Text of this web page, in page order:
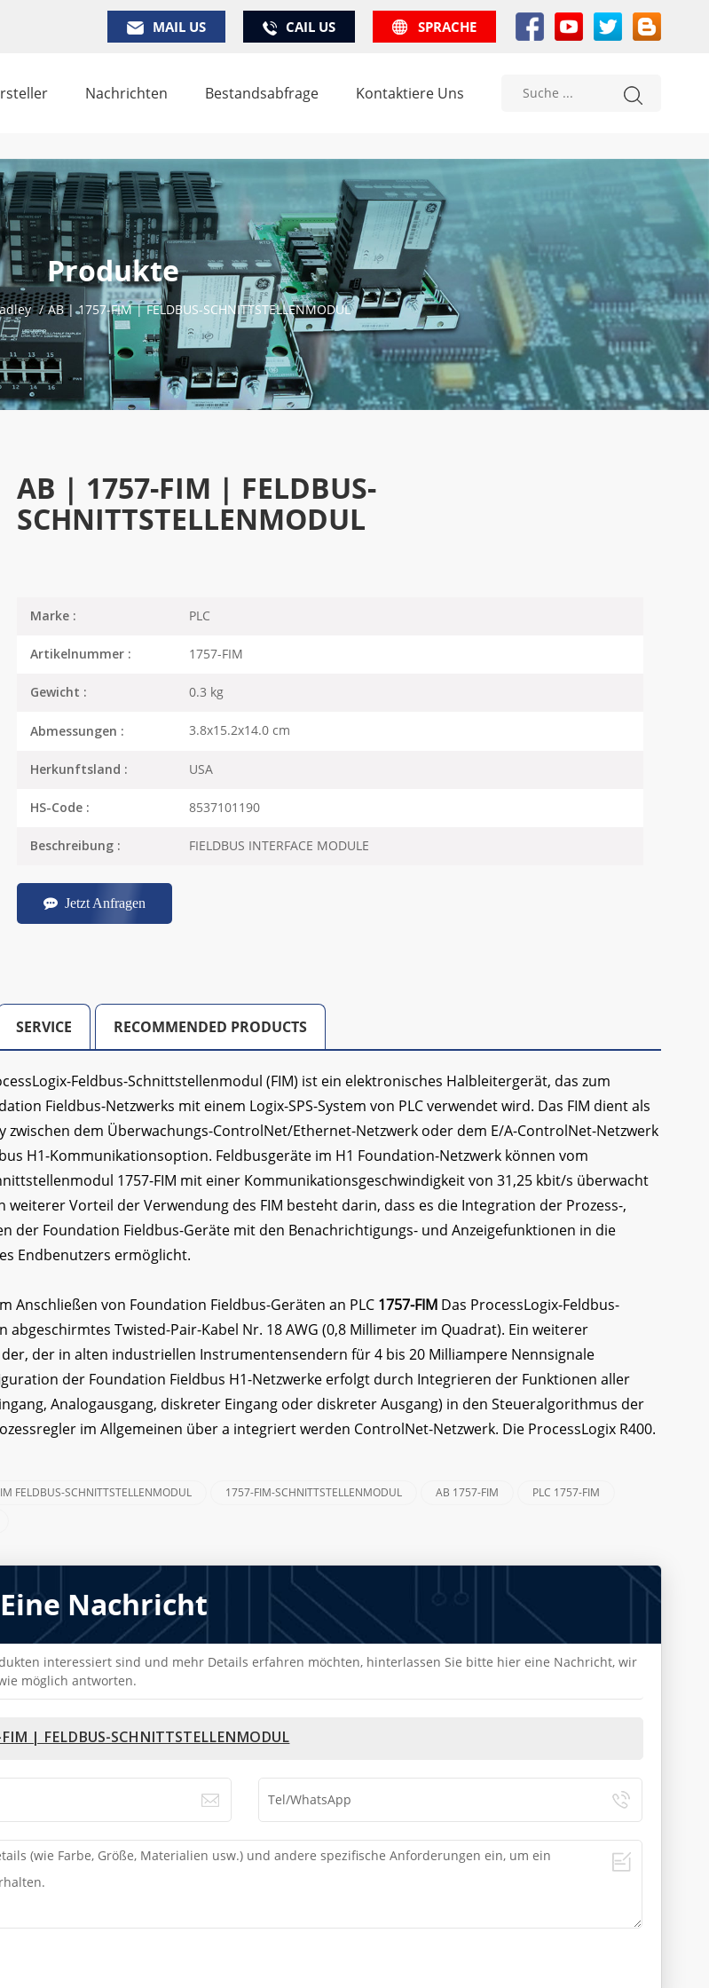
MAIL US CAIL US SPRACHE
Nachrichten Bestandsabfrage Kontaktiere Uns
Produkte
/ AB | 1757-FIM | FELDBUS-SCHNITTSTELLENMODUL
AB | 1757-FIM | FELDBUS-
SCHNITTSTELLENMODUL
Marke : PLC
Artikelnummer : 1757-FIM
Gewicht : 0.3 kg
Abmessungen : 3.8x15.2x14.0 cm
Herkunftsland : USA
HS-Code : 8537101190
Beschreibung : FIELDBUS INTERFACE MODULE
Jetzt Anfragen
SERVICE RECOMMENDED PRODUCTS
Feldbus-Schnittstellenmodul (FIM) ist ein elektronisches Halbleitergerät, das zum
Fieldbus-Netzwerks mit einem Logix-SPS-System von PLC verwendet wird. Das FIM dient als
zwischen dem Überwachungs-ControlNet/Ethernet-Netzwerk oder dem E/A-ControlNet-Netzwerk
H1-Kommunikationsoption. Feldbusgeräte im H1 Foundation-Netzwerk können vom
1757-FIM mit einer Kommunikationsgeschwindigkeit von 31,25 kbit/s überwacht
weiterer Vorteil der Verwendung des FIM besteht darin, dass es die Integration der Prozess-,
der Foundation Fieldbus-Geräte mit den Benachrichtigungs- und Anzeigefunktionen in die
Endbenutzers ermöglicht.
Anschließen von Foundation Fieldbus-Geräten an PLC 1757-FIM Das ProcessLogix-Feldbus-
Twisted-Pair-Kabel Nr. 18 AWG (0,8 Millimeter im Quadrat). Ein weiterer
der in alten industriellen Instrumentensendern für 4 bis 20 Milliampere Nennsignale
der Foundation Fieldbus H1-Netzwerke erfolgt durch Integrieren der Funktionen aller
Analogausgang, diskreter Eingang oder diskreter Ausgang) in den Steueralgorithmus der
im Allgemeinen über a integriert werden ControlNet-Netzwerk. Die ProcessLogix R400.
FELDBUS-SCHNITTSTELLENMODUL 1757-FIM-SCHNITTSTELLENMODUL AB 1757-FIM
PLC 1757-FIM
Nachricht
interessiert sind und mehr Details erfahren möchten, hinterlassen Sie bitte hier eine Nachricht, wir
möglich antworten.
| FELDBUS-SCHNITTSTELLENMODUL